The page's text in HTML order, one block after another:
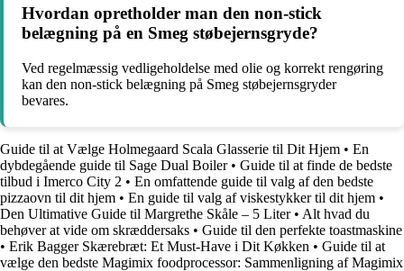
Hvordan opretholder man den non-stick
belægning på en Smeg støbejernsgryde?
Ved regelmæssig vedligeholdelse med olie og korrekt rengøring
kan den non-stick belægning på Smeg støbejernsgryder
bevares.
Guide til at Vælge Holmegaard Scala Glasserie til Dit Hjem • En
dybdegående guide til Sage Dual Boiler• Guide til at finde de bedste
tilbud i Imerco City 2 • En omfattende guide til valg af den bedste
pizzaovn til dit hjem • En guide til valg af viskestykker til dit hjem •
Den Ultimative Guide til Margrethe Skåle – 5 Liter• Alt hvad du
behøver at vide om skræddersaks • Guide til den perfekte toastmaskine
• Erik Bagger Skærebræt: Et Must-Have i Dit Køkken • Guide til at
vælge den bedste Magimix foodprocessor: Sammenligning af Magimix